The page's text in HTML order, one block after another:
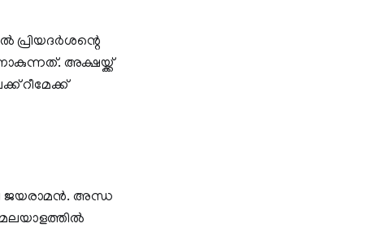
പ്രിയദര്‍ശന്റെ
അക്ഷയ്ക്ക്
റീമേക്ക്
ജയരാമന്‍. അന്ധ